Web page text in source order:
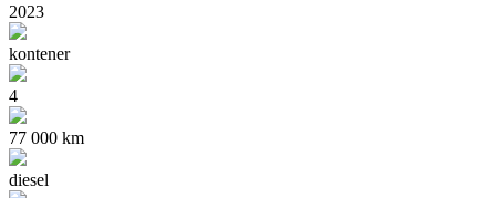
2023
kontener
4
77 000 km
diesel